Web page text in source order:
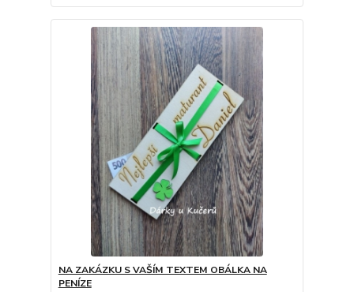
NA ZAKÁZKU S VAŠÍM TEXTEM OBÁLKA NA
PENÍZE